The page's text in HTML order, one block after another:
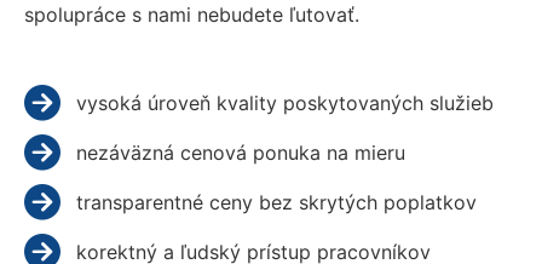
spolupráce s nami nebudete ľutovať.
vysoká úroveň kvality poskytovaných služieb
nezáväzná cenová ponuka na mieru
transparentné ceny bez skrytých poplatkov
korektný a ľudský prístup pracovníkov